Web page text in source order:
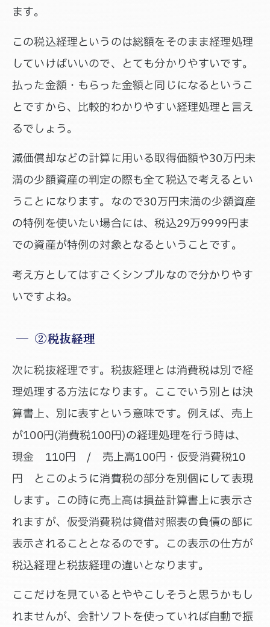
ます。
この税込経理というのは総額をそのまま経理処理
していけばいいので、とても分かりやすいです。
払った金額・もらった金額と同じになるというこ
とですから、比較的わかりやすい経理処理と言え
るでしょう。
減価償却などの計算に用いる取得価額や30万円未
満の少額資産の判定の際も全て税込で考えるとい
うことになります。なので30万円未満の少額資産
の特例を使いたい場合には、税込29万9999円ま
での資産が特例の対象となるということです。
考え方としてはすごくシンプルなので分かりやす
いですよね。
②税抜経理
次に税抜経理です。税抜経理とは消費税は別で経
理処理する方法になります。ここでいう別とは決
算書上、別に表すという意味です。例えば、売上
が100円(消費税100円)の経理処理を行う時は、
現金 110円 / 売上高100円・仮受消費税10
円 とこのように消費税の部分を別個にして表現
します。この時に売上高は損益計算書上に表示さ
れますが、仮受消費税は貸借対照表の負債の部に
表示されることとなるのです。この表示の仕方が
税込経理と税抜経理の違いとなります。
ここだけを見ているとややこしそうと思うかもし
れませんが、会計ソフトを使っていれば自動で振